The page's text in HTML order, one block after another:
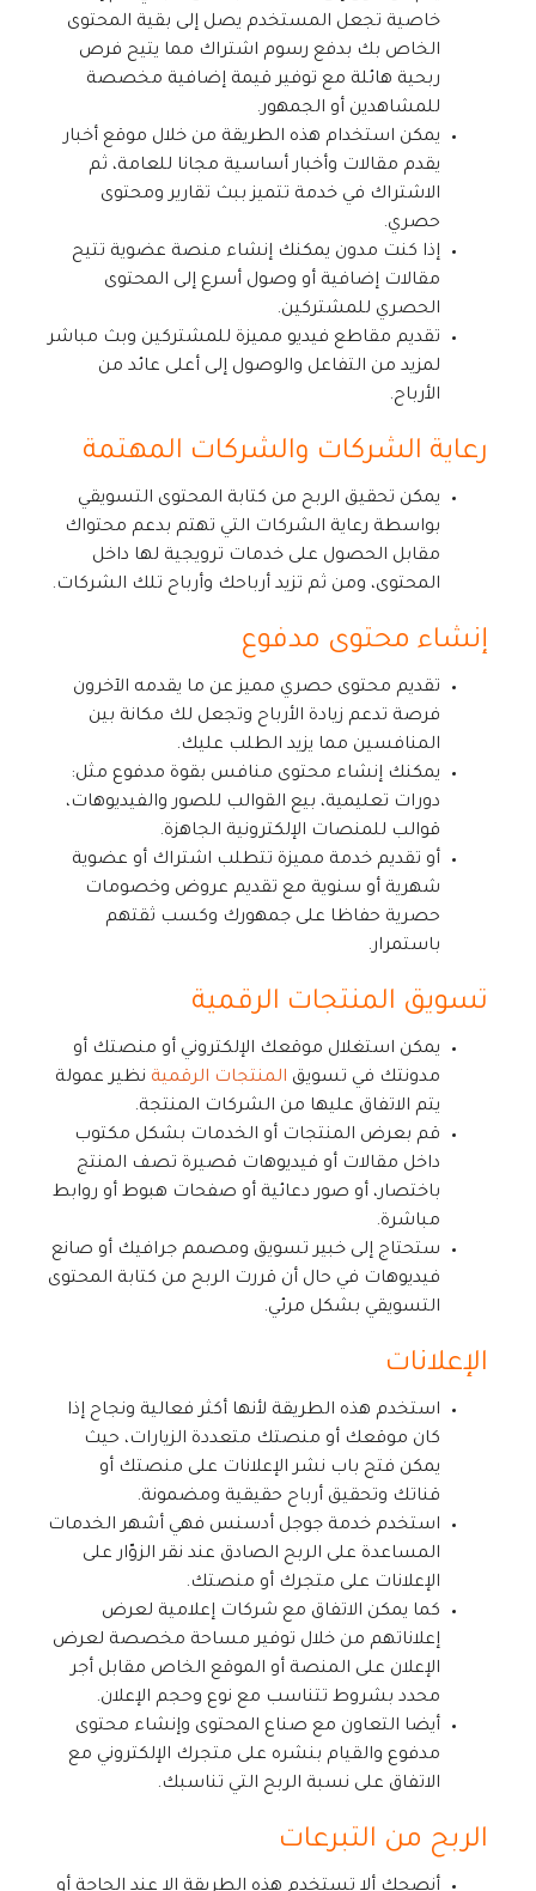
خاصية تجعل المستخدم يصل إلى بقية المحتوى
الخاص بك بدفع رسوم اشتراك مما يتيح فرص
ربحية هائلة مع توفير قيمة إضافية مخصصة
للمشاهدين أو الجمهور.
يمكن استخدام هذه الطريقة من خلال موقع أخبار
يقدم مقالات وأخبار أساسية مجانا للعامة، ثم
الاشتراك في خدمة تتميز ببث تقارير ومحتوى
حصري.
إذا كنت مدون يمكنك إنشاء منصة عضوية تتيح
مقالات إضافية أو وصول أسرع إلى المحتوى
الحصري للمشتركين.
تقديم مقاطع فيديو مميزة للمشتركين وبث مباشر
لمزيد من التفاعل والوصول إلى أعلى عائد من
الأرباح.
رعاية الشركات والشركات المهتمة
يمكن تحقيق الربح من كتابة المحتوى التسويقي
بواسطة رعاية الشركات التي تهتم بدعم محتواك
مقابل الحصول على خدمات ترويجية لها داخل
المحتوى، ومن ثم تزيد أرباحك وأرباح تلك الشركات.
إنشاء محتوى مدفوع
تقديم محتوى حصري مميز عن ما يقدمه الآخرون
فرصة تدعم زيادة الأرباح وتجعل لك مكانة بين
المنافسين مما يزيد الطلب عليك.
يمكنك إنشاء محتوى منافس بقوة مدفوع مثل:
دورات تعليمية، بيع القوالب للصور والفيديوهات،
قوالب للمنصات الإلكترونية الجاهزة.
أو تقديم خدمة مميزة تتطلب اشتراك أو عضوية
شهرية أو سنوية مع تقديم عروض وخصومات
حصرية حفاظا على جمهورك وكسب ثقتهم
باستمرار.
تسويق المنتجات الرقمية
يمكن استغلال موقعك الإلكتروني أو منصتك أو
مدونتك في تسويق المنتجات الرقمية نظير عمولة
يتم الاتفاق عليها من الشركات المنتجة.
قم بعرض المنتجات أو الخدمات بشكل مكتوب
داخل مقالات أو فيديوهات قصيرة تصف المنتج
باختصار، أو صور دعائية أو صفحات هبوط أو روابط
مباشرة.
ستحتاج إلى خبير تسويق ومصمم جرافيك أو صانع
فيديوهات في حال أن قررت الربح من كتابة المحتوى
التسويقي بشكل مرئي.
الإعلانات
استخدم هذه الطريقة لأنها أكثر فعالية ونجاح إذا
كان موقعك أو منصتك متعددة الزيارات، حيث
يمكن فتح باب نشر الإعلانات على منصتك أو
قناتك وتحقيق أرباح حقيقية ومضمونة.
استخدم خدمة جوجل أدسنس فهي أشهر الخدمات
المساعدة على الربح الصادق عند نقر الزوّار على
الإعلانات على متجرك أو منصتك.
كما يمكن الاتفاق مع شركات إعلامية لعرض
إعلاناتهم من خلال توفير مساحة مخصصة لعرض
الإعلان على المنصة أو الموقع الخاص مقابل أجر
محدد بشروط تتناسب مع نوع وحجم الإعلان.
أيضا التعاون مع صناع المحتوى وإنشاء محتوى
مدفوع والقيام بنشره على متجرك الإلكتروني مع
الاتفاق على نسبة الربح التي تناسبك.
الربح من التبرعات